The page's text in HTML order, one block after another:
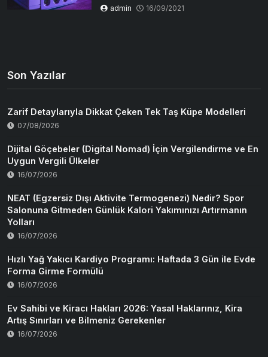
admin 16/09/2021
Son Yazılar
Zarif Detaylarıyla Dikkat Çeken Tek Taş Küpe Modelleri
07/08/2026
Dijital Göçebeler (Digital Nomad) İçin Vergilendirme ve En
Uygun Vergili Ülkeler
16/07/2026
NEAT (Egzersiz Dışı Aktivite Termogenezi) Nedir? Spor
Salonuna Gitmeden Günlük Kalori Yakımınızı Artırmanın
Yolları
16/07/2026
Hızlı Yağ Yakıcı Kardiyo Programı: Haftada 3 Gün ile Evde
Forma Girme Formülü
16/07/2026
Ev Sahibi ve Kiracı Hakları 2026: Yasal Haklarınız, Kira
Artış Sınırları ve Bilmeniz Gerekenler
16/07/2026